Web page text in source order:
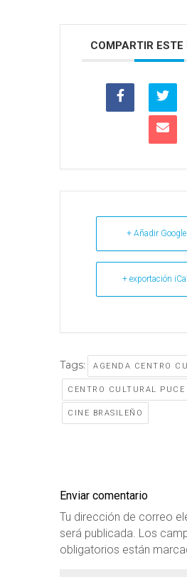
COMPARTIR ESTE
+ Añadir
+ exportación
Tags: AGENDA CENTRO
CENTRO CULTURAL PUCE
CINE BRASILEÑO
Enviar comentario
Tu dirección de correo
será publicada. Los
obligatorios están